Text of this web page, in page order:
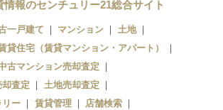
報のセンチュリー21総合サイト
一戸建て マンション
土地
貸住宅（賃貸マンション・アパート）
古マンション売却査定
査定
土地売却査定
リー
賃貸管理
店舗検索